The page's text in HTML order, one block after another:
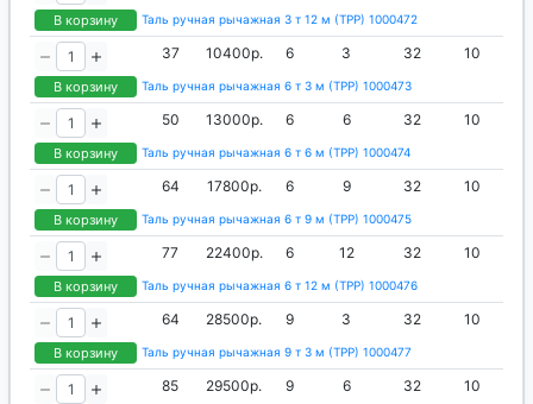
В корзину Таль ручная рычажная 3 т 12 м (ТРР) 1000472
В корзину
37 10400р. 6 3 32 10
Таль ручная рычажная 6 т 3 м (ТРР) 1000473
В корзину
50 13000р. 6 6 32 10
Таль ручная рычажная 6 т 6 м (ТРР) 1000474
В корзину
64 17800р. 6 9 32 10
Таль ручная рычажная 6 т 9 м (ТРР) 1000475
В корзину
77 22400р. 6 12 32 10
Таль ручная рычажная 6 т 12 м (ТРР) 1000476
В корзину
64 28500р. 9 3 32 10
Таль ручная рычажная 9 т 3 м (ТРР) 1000477
85 29500р. 9 6 32 10